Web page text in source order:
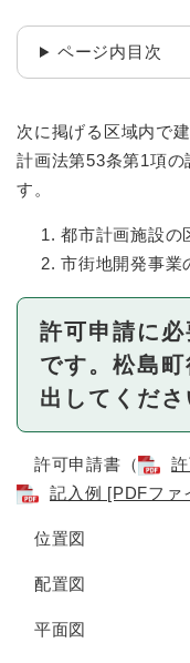
ページ内目次
次に掲げる区域内で
計画法第53条第1項
す。
都市計画施設の
市街地開発事業
許可申請に
です。松島
出してくださ
許可申請書（
記入例 [PDFファ
位置図
配置図
平面図